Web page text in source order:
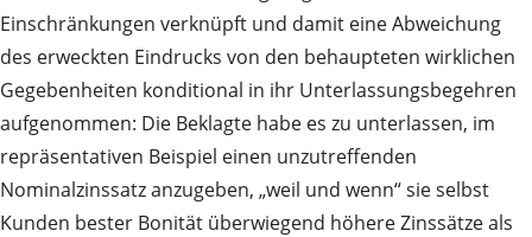
Einschränkungen verknüpft und damit eine Abweichung
des erweckten Eindrucks von den behaupteten wirklichen
Gegebenheiten konditional in ihr Unterlassungsbegehren
aufgenommen: Die Beklagte habe es zu unterlassen, im
repräsentativen Beispiel einen unzutreffenden
Nominalzinssatz anzugeben, „weil und wenn“ sie selbst
Kunden bester Bonität überwiegend höhere Zinssätze als